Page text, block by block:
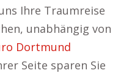
Ihre Traumreise
unabhängig von
Dortmund
Seite sparen Sie